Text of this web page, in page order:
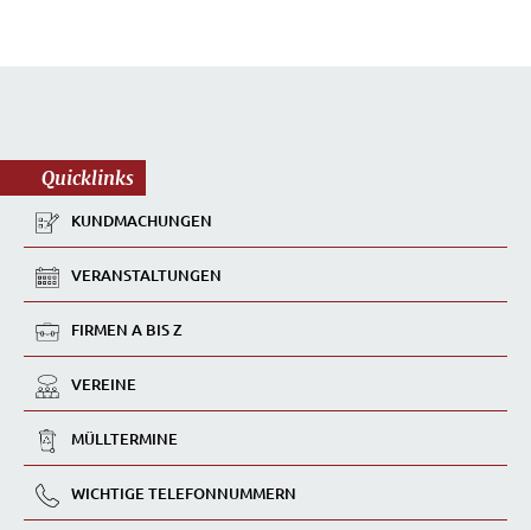
Quicklinks
KUNDMACHUNGEN
VERANSTALTUNGEN
FIRMEN A BIS Z
VEREINE
MÜLLTERMINE
WICHTIGE TELEFONNUMMERN